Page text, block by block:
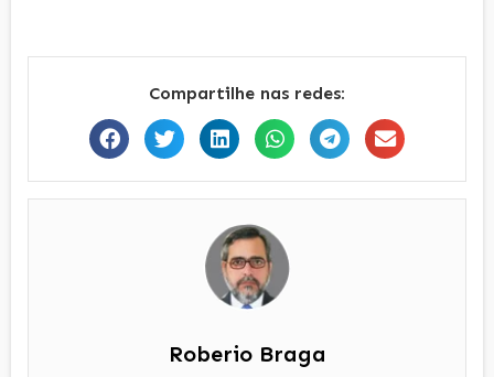
Compartilhe nas redes:
Roberio Braga